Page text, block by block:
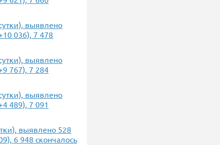
выявлено
036), 7 478
выявлено
767), 7 284
выявлено
489), 7 091
выявлено 528
6 948 скончалось